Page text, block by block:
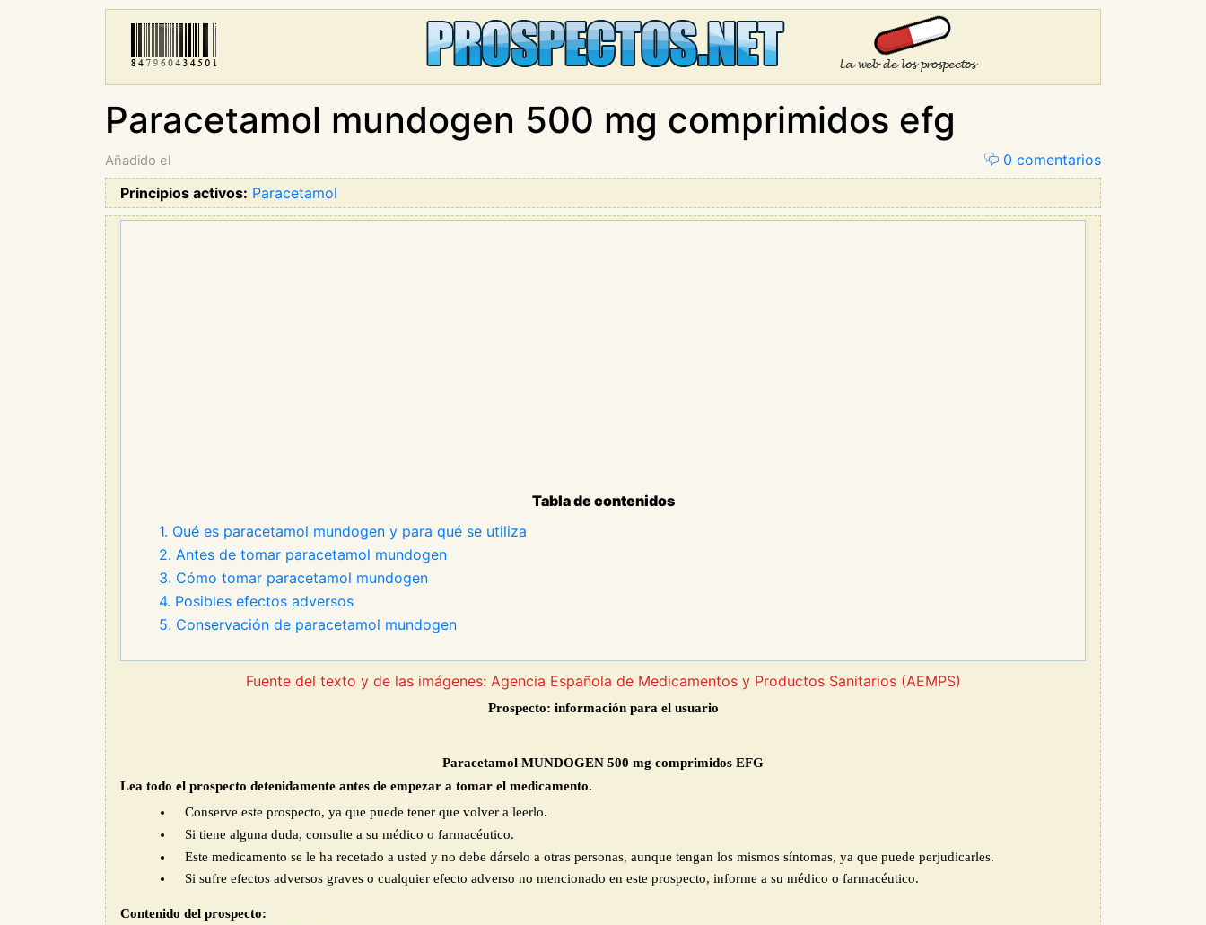
Paracetamol mundogen 500 mg comprimidos efg
0 comentarios
Añadido el
Principios activos: Paracetamol
Tabla de contenidos
1. Qué es paracetamol mundogen y para qué se utiliza
2. Antes de tomar paracetamol mundogen
3. Cómo tomar paracetamol mundogen
4. Posibles efectos adversos
5. Conservación de paracetamol mundogen
Fuente del texto y de las imágenes: Agencia Española de Medicamentos y Productos Sanitarios (AEMPS)
Prospecto: información para el usuario
Paracetamol MUNDOGEN 500 mg comprimidos EFG
Lea todo el prospecto detenidamente antes de empezar a tomar el medicamento.
Conserve este prospecto, ya que puede tener que volver a leerlo.
Si tiene alguna duda, consulte a su médico o farmacéutico.
Este medicamento se le ha recetado a usted y no debe dárselo a otras personas, aunque tengan los mismos síntomas, ya que puede perjudicarles.
Si sufre efectos adversos graves o cualquier efecto adverso no mencionado en este prospecto, informe a su médico o farmacéutico.
Contenido del prospecto: